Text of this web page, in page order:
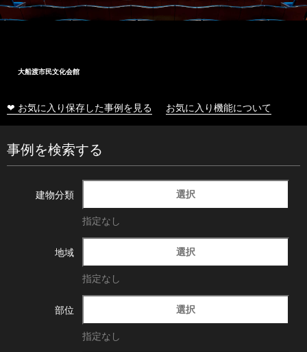
大船渡市民文化会館
❤ お気に入り保存した事例を見る お気に入り機能について
事例を検索する
建物分類 選択
指定なし
地域 選択
指定なし
部位 選択
指定なし